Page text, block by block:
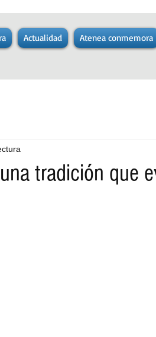
Actualidad Atenea conmemora
tradición que